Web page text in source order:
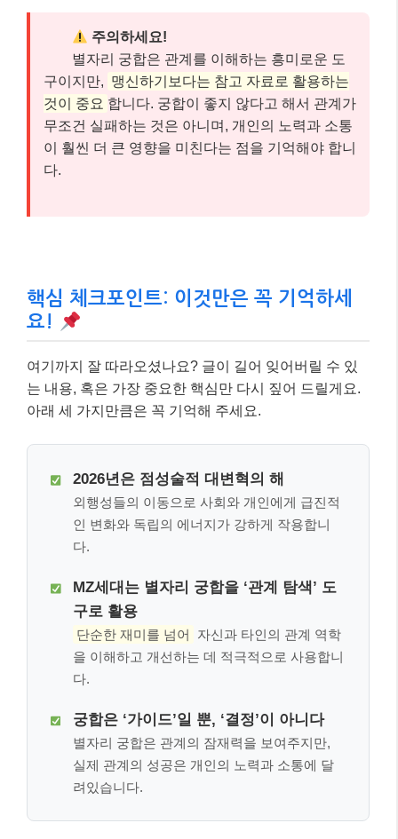
주의하세요!
별자리 궁합은 관계를 이해하는 흥미로운 도
구이지만, 맹신하기보다는 참고 자료로 활용하는
것이 중요 합니다. 궁합이 좋지 않다고 해서 관계가
무조건 실패하는 것은 아니며, 개인의 노력과 소통
이 훨씬 더 큰 영향을 미친다는 점을 기억해야 합니
다.
핵심 체크포인트: 이것만은 꼭 기억하세
요!
여기까지 잘 따라오셨나요? 글이 길어 잊어버릴 수 있
는 내용, 혹은 가장 중요한 핵심만 다시 짚어 드릴게요.
아래 세 가지만큼은 꼭 기억해 주세요.
2026년은 점성술적 대변혁의 해
외행성들의 이동으로 사회와 개인에게 급진적
인 변화와 독립의 에너지가 강하게 작용합니
다.
MZ세대는 별자리 궁합을 ‘관계 탐색’ 도
구로 활용
단순한 재미를 넘어
자신과 타인의 관계 역학
을 이해하고 개선하는 데 적극적으로 사용합니
다.
궁합은 ‘가이드’일 뿐, ‘결정’이 아니다
별자리 궁합은 관계의 잠재력을 보여주지만,
실제 관계의 성공은 개인의 노력과 소통에 달
려있습니다.